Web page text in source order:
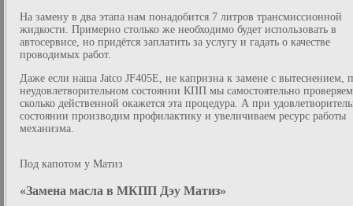
На замену в два этапа нам понадобится 7 литров трансмиссионной
жидкости. Примерно столько же необходимо будет использовать в
автосервисе, но придётся заплатить за услугу и гадать о качестве
проводимых работ.
Даже если наша Jatco JF405E, не капризна к замене с вытеснением,
неудовлетворительном состоянии КПП мы самостоятельно
сколько действенной окажется эта процедура. А при
состоянии производим профилактику и увеличиваем ресурс работы
механизма.
Под капотом у Матиз
«Замена масла в МКПП Дэу Матиз»